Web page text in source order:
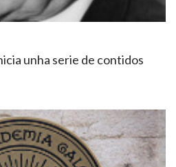
unha serie de contidos